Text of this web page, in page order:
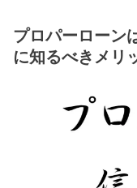
プロパーローン
に知るべきメリ